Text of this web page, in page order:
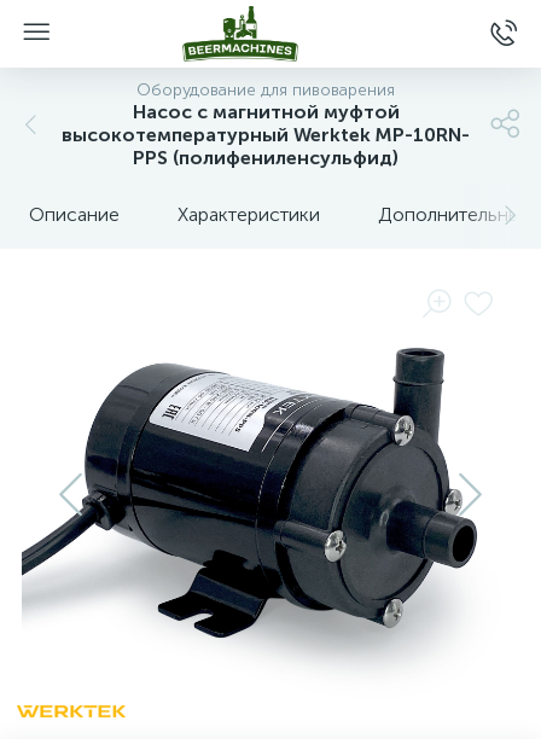
Оборудование для пивоварения
Насос с магнитной муфтой
высокотемпературный Werktek MP-10RN-
PPS (полифениленсульфид)
Описание Характеристики Дополнительные